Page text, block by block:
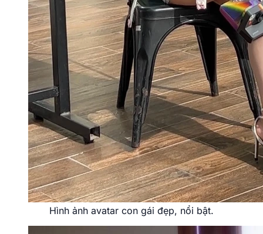
Hình ảnh avatar con gái đẹp, nổi bật.